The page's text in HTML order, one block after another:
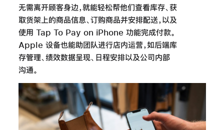
无需离开顾客身边，就能轻松帮他们查看库存、获
取货架上的商品信息、订购商品并安排配送，以及
使用 Tap To Pay on iPhone 功能完成付款。
Apple 设备也能助团队进行店内运营，如后端库
存管理、绩效数据呈现、日程安排以及公司内部
沟通。